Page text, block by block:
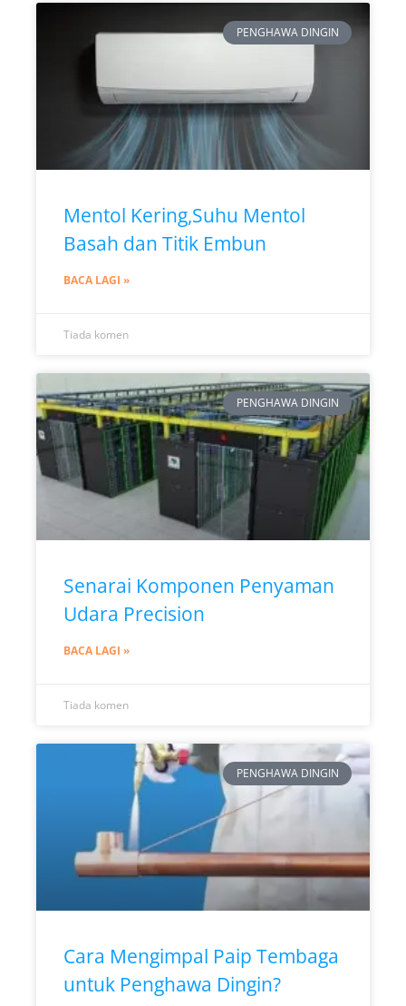
PENGHAWA DINGIN
Mentol Kering,Suhu Mentol
Basah dan Titik Embun
BACA LAGI »
Tiada komen
PENGHAWA DINGIN
Senarai Komponen Penyaman
Udara Precision
BACA LAGI »
Tiada komen
PENGHAWA DINGIN
Cara Mengimpal Paip Tembaga
untuk Penghawa Dingin?